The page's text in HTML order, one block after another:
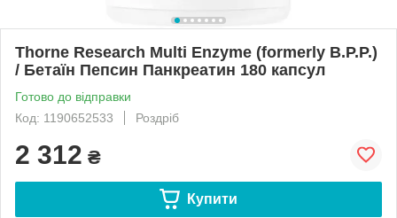
Thorne Research Multi Enzyme (formerly B.P.P.)
/ Бетаїн Пепсин Панкреатин 180 капсул
Готово до відправки
Код: 1190652533
Роздріб
2 312 ₴
Купити